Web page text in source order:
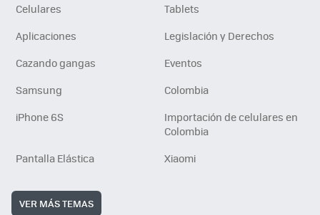
Celulares
Tablets
Aplicaciones
Legislación y Derechos
Cazando gangas
Eventos
Samsung
Colombia
iPhone 6S
Importación de celulares en
Colombia
Pantalla Elástica
Xiaomi
VER MÁS TEMAS